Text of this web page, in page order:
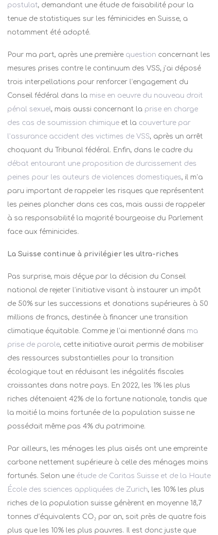
postulat, demandant une étude de faisabilité pour la
tenue de statistiques sur les féminicides en Suisse, a
notamment été adopté.
Pour ma part, après une première question concernant les
mesures prises contre le continuum des VSS, j’ai déposé
trois interpellations pour renforcer l’engagement du
Conseil fédéral dans la mise en oeuvre du nouveau droit
pénal sexuel , mais aussi concernant la prise en charge
des cas de soumission chimique et la couverture par
l’assurance accident des victimes de VSS, après un arrêt
choquant du Tribunal fédéral. Enfin, dans le cadre du
débat entourant une proposition de durcissement des
peines pour les auteurs de violences domestiques, il m’a
paru important de rappeler les risques que représentent
les peines plancher dans ces cas, mais aussi de rappeler
à sa responsabilité la majorité bourgeoise du Parlement
face aux féminicides.
La Suisse continue à privilégier les ultra-riches
Pas surprise, mais déçue par la décision du Conseil
national de rejeter l’initiative visant à instaurer un impôt
de 50% sur les successions et donations supérieures à 50
millions de francs, destinée à financer une transition
climatique équitable. Comme je l’ai mentionné dans ma
prise de parole, cette initiative aurait permis de mobiliser
des ressources substantielles pour la transition
écologique tout en réduisant les inégalités fiscales
croissantes dans notre pays. En 2022, les 1% les plus
riches détenaient 42% de la fortune nationale, tandis que
la moitié la moins fortunée de la population suisse ne
possédait même pas 4% du patrimoine.
Par ailleurs, les ménages les plus aisés ont une empreinte
carbone nettement supérieure à celle des ménages moins
fortunés. Selon une étude de Caritas Suisse et de la Haute
École des sciences appliquées de Zurich, les 10% les plus
riches de la population suisse génèrent en moyenne 18,7
tonnes d’équivalents CO₂ par an, soit près de quatre fois
plus que les 10% les plus pauvres. Il est donc juste que